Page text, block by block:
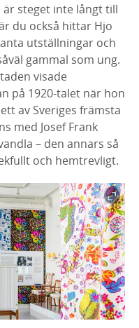
steget inte långt till
du också hittar Hjo
utställningar och
gammal som ung.
visade
på 1920-talet när hon
av Sveriges främsta
med Josef Frank
– den annars så
och hemtrevligt.